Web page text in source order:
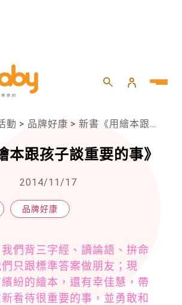
動 > 品牌好康 > 新書《用繪本跟孩子談重要的事》
本跟孩子談重要的事》
2014/11/17
品牌好康
們背三字經、讀論語、拚命
只跟標準答案做朋友；現
紛的繪本，還有幸佳慧，帶
看待很重要的事，並勇敢和